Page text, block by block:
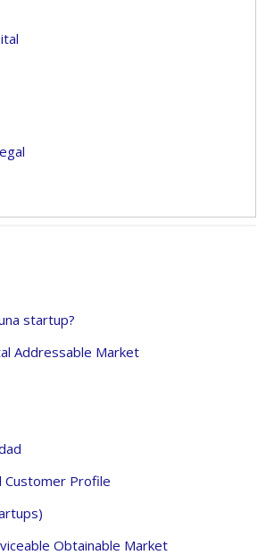
startup?
Addressable Market
Customer Profile
Obtainable Market